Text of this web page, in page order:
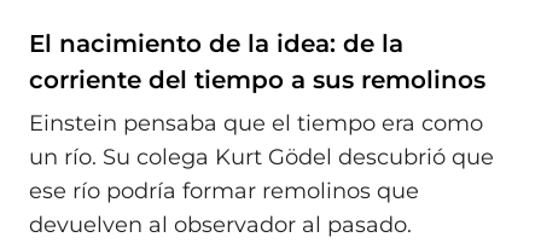
El nacimiento de la idea: de la
corriente del tiempo a sus remolinos
Einstein pensaba que el tiempo era como
un río. Su colega Kurt Gödel descubrió que
ese río podría formar remolinos que
devuelven al observador al pasado.